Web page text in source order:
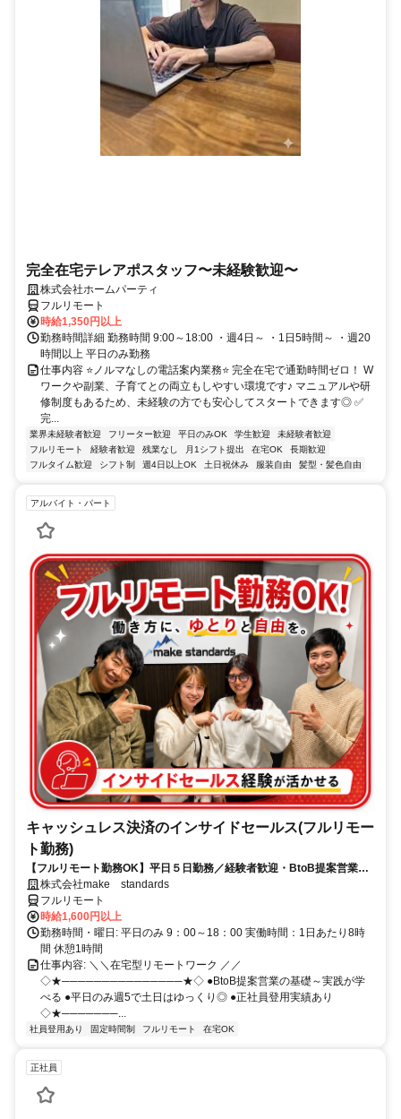
完全在宅テレアポスタッフ〜未経験歓迎〜
株式会社ホームパーティ
フルリモート
時給1,350円以上
勤務時間詳細 勤務時間 9:00～18:00 ・週4日～ ・1日5時間～ ・週20
時間以上 平日のみ勤務
仕事内容 ⭐ノルマなしの電話案内業務⭐ 完全在宅で通勤時間ゼロ！ W
ワークや副業、子育てとの両立もしやすい環境です♪ マニュアルや研
修制度もあるため、未経験の方でも安心してスタートできます◎ ✅
完...
業界未経験者歓迎 フリーター歓迎 平日のみOK 学生歓迎
未経験者歓迎
フルリモート
経験者歓迎 残業なし 月1シフト提出 在宅OK
長期歓迎
フルタイム歓迎
シフト制 週4日以上OK 土日祝休み 服装自由 髪型・髪色自由
アルバイト・パート
キャッシュレス決済のインサイドセールス(フルリモー
ト勤務)
【フルリモート勤務OK】平日５日勤務／経験者歓迎・BtoB提案営業で
スキルアップ
株式会社make standards
フルリモート
時給1,600円以上
勤務時間・曜日: 平日のみ 9：00～18：00 実働時間：1日あたり8時
間 休憩1時間
仕事内容: ＼＼在宅型リモートワーク ／／
◇★───────────────★◇ ●BtoB提案営業の基礎～実践が学
べる ●平日のみ週5で土日はゆっくり◎ ●正社員登用実績あり
◇★───────...
社員登用あり 固定時間制 フルリモート 在宅OK
正社員